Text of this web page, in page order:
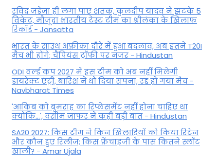
रविंद्र जडेजा ही लगा पाए शतक, कुलदीप यादव ने झटके 5
विकेट, मौजूदा भारतीय टेस्ट टीम का श्रीलंका के खिलाफ
रिकॉर्ड - Jansatta
भारत के साउथ अफ्रीका दौरे में हुआ बदलाव, अब इतने T20I
मैच भी होंगे; चैंपियंस ट्रॉफी पर नजर - Hindustan
ODI वर्ल्ड कप 2027 में इस टीम को अब नहीं मिलेगी
डायरेक्ट एंट्री, बारिश ने धो दिया सपना, रद्द हो गया मैच -
Navbharat Times
'आकिब को बुमराह का रिप्लेसमेंट नहीं होना चाहिए था
क्योंकि...', वसीम जाफर ने कही बड़ी बात - Hindustan
SA20 2027: किस टीम ने किन खिलाड़ियों को किया रिटेन
और कौन हुए रिलीज; किस फ्रेंचाइजी के पास कितने स्लॉट
खाली? - Amar Ujala